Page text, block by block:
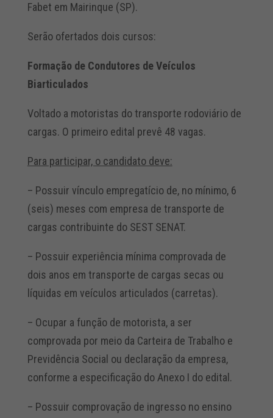
Fabet em Mairinque (SP).
Serão ofertados dois cursos:
Formação de Condutores de Veículos
Biarticulados
Voltado a motoristas do transporte rodoviário de
cargas. O primeiro edital prevê 48 vagas.
Para participar, o candidato deve:
– Possuir vínculo empregatício de, no mínimo, 6
(seis) meses com empresa de transporte de
cargas contribuinte do SEST SENAT.
– Possuir experiência mínima comprovada de
dois anos em transporte de cargas secas ou
líquidas em veículos articulados (carretas).
– Ocupar a função de motorista, a ser
comprovada por meio da Carteira de Trabalho e
Previdência Social ou declaração da empresa,
conforme a especificação do Anexo I do edital.
– Possuir comprovação de ingresso no ensino